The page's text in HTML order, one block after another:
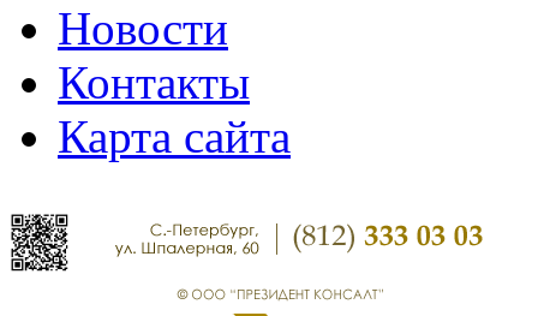
Новости
Контакты
Карта сайта